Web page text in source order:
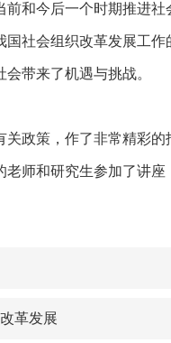
和今后一个时期推进
社会组织改革发展工
带来了机遇与挑战。
政策，作了非常精彩的
师和研究生参加了讲座
革发展